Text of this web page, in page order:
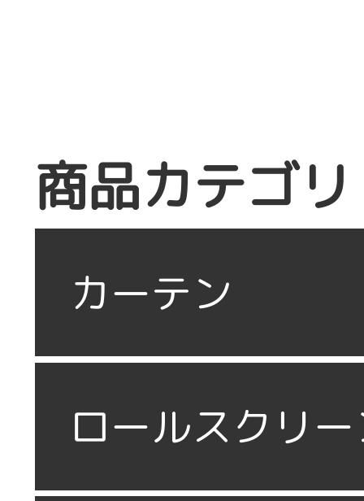
商品カテゴリ
カーテン
ロールスクリ